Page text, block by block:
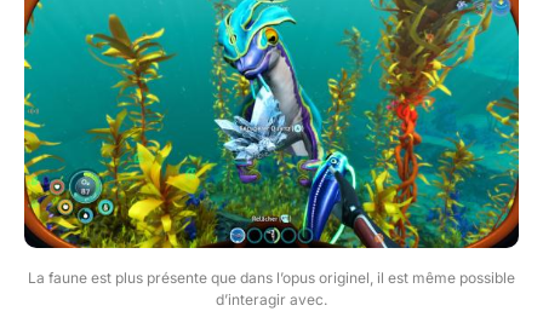
La faune est plus présente que dans l’opus originel, il est même possible
d’interagir avec.